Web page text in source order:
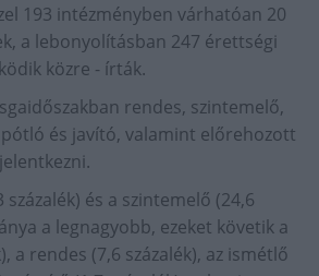
193 intézményben várhatóan 20
a lebonyolításban 247 érettségi
közre - írták.
rendes, szintemelő,
és javító, valamint előrehozott
és a szintemelő (24,6
a legnagyobb, ezeket követik a
a rendes (7,6 százalék), az ismétlő